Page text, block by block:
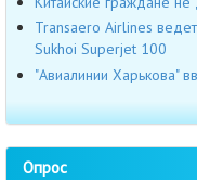
Transaero Airlines
Sukhoi Superjet 100
"Авиалинии Харькова"
Опрос